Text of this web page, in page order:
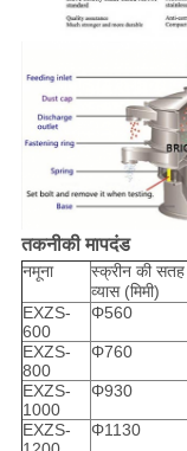
तकनीकी मापदंड
नमूना
स्क्रीन की सतह
व्यास (मिमी)
EXZS-
600
Φ560
EXZS-
800
Φ760
EXZS-
1000
Φ930
EXZS-
Φ1130